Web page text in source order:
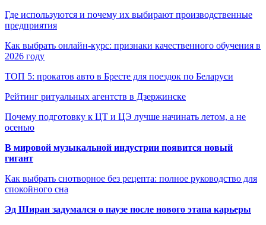
Где используются и почему их выбирают производственные
предприятия
Как выбрать онлайн-курс: признаки качественного обучения в
2026 году
ТОП 5: прокатов авто в Бресте для поездок по Беларуси
Рейтинг ритуальных агентств в Дзержинске
Почему подготовку к ЦТ и ЦЭ лучше начинать летом, а не
осенью
В мировой музыкальной индустрии появится новый
гигант
Как выбрать снотворное без рецепта: полное руководство для
спокойного сна
Эд Ширан задумался о паузе после нового этапа карьеры